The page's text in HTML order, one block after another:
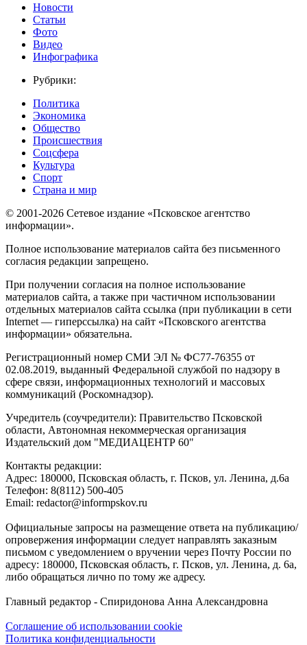
Новости
Статьи
Фото
Видео
Инфографика
Рубрики:
Политика
Экономика
Общество
Происшествия
Соцсфера
Культура
Спорт
Страна и мир
© 2001-2026 Сетевое издание «Псковское агентство
информации».
Полное использование материалов сайта без письменного
согласия редакции запрещено.
При получении согласия на полное использование
материалов сайта, а также при частичном использовании
отдельных материалов сайта ссылка (при публикации в сети
Internet — гиперссылка) на сайт «Псковского агентства
информации» обязательна.
Регистрационный номер СМИ ЭЛ № ФС77-76355 от
02.08.2019, выданный Федеральной службой по надзору в
сфере связи, информационных технологий и массовых
коммуникаций (Роскомнадзор).
Учредитель (соучредители): Правительство Псковской
области, Автономная некоммерческая организация
Издательский дом "МЕДИАЦЕНТР 60"
Контакты редакции:
Адреc: 180000, Псковская область, г. Псков, ул. Ленина, д.6а
Телефон: 8(8112) 500-405
Email: redactor@informpskov.ru
Официальные запросы на размещение ответа на публикацию/
опровержения информации следует направлять заказным
письмом с уведомлением о вручении через Почту России по
адресу: 180000, Псковская область, г. Псков, ул. Ленина, д. 6а,
либо обращаться лично по тому же адресу.
Главный редактор - Спиридонова Анна Александровна
Соглашение об использовании cookie
Политика конфиденциальности